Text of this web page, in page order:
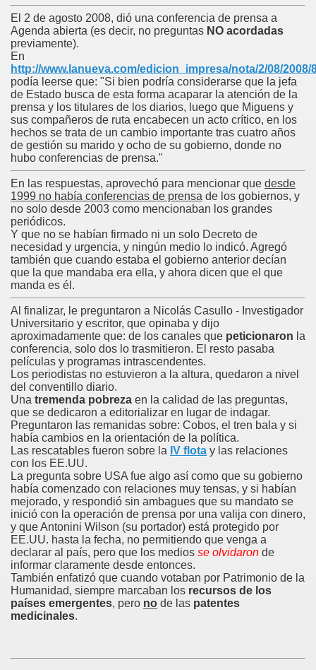
El 2 de agosto 2008, dió una conferencia de prensa a
Agenda abierta (es decir, no preguntas NO acordadas
previamente).
En
http://www.lanueva.com/edicion_impresa/nota/2/08/2008/
podía leerse que: "Si bien podría considerarse que la jefa
de Estado busca de esta forma acaparar la atención de la
prensa y los titulares de los diarios, luego que Miguens y
sus compañeros de ruta encabecen un acto crítico, en los
hechos se trata de un cambio importante tras cuatro años
de gestión su marido y ocho de su gobierno, donde no
hubo conferencias de prensa."
En las respuestas, aprovechó para mencionar que desde
1999 no había conferencias de prensa de los gobiernos, y
no solo desde 2003 como mencionaban los grandes
periódicos.
Y que no se habían firmado ni un solo Decreto de
necesidad y urgencia, y ningún medio lo indicó. Agregó
también que cuando estaba el gobierno anterior decían
que la que mandaba era ella, y ahora dicen que el que
manda es él.
Al finalizar, le preguntaron a Nicolás Casullo - Investigador
Universitario y escritor, que opinaba y dijo
aproximadamente que: de los canales que peticionaron la
conferencia, solo dos lo trasmitieron. El resto pasaba
películas y programas intrascendentes.
Los periodistas no estuvieron a la altura, quedaron a nivel
del conventillo diario.
Una tremenda pobreza en la calidad de las preguntas,
que se dedicaron a editorializar en lugar de indagar.
Preguntaron las remanidas sobre: Cobos, el tren bala y si
había cambios en la orientación de la política.
Las rescatables fueron sobre la IV flota y las relaciones
con los EE.UU.
La pregunta sobre USA fue algo así como que su gobierno
había comenzado con relaciones muy tensas, y si habían
mejorado, y respondió sin ambagues que su mandato se
inició con la operación de prensa por una valija con dinero,
y que Antonini Wilson (su portador) está protegido por
EE.UU. hasta la fecha, no permitiendo que venga a
declarar al país, pero que los medios se olvidaron de
informar claramente desde entonces.
También enfatizó que cuando votaban por Patrimonio de la
Humanidad, siempre marcaban los recursos de los
países emergentes, pero no de las patentes
medicinales.